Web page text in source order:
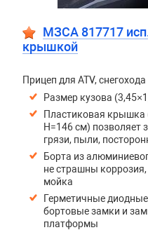
МЗСА 817717
крышкой
Прицеп для ATV,
Размер кузова
Пластиковая крышка
H=146 см) позволяет
грязи, пыли,
Борта из
не страшны коррозия,
мойка
Герметичные
бортовые замки и
платформы